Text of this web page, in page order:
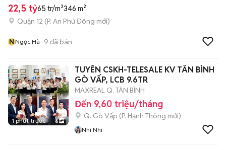
22,5 tỷ65 tr/m²346 m²
Quận 12 (P. An Phú Đông mới)
NNgọc Hà 9 đã bán
1 phút trước 6
TUYỂN CSKH-TELESALE KV TÂN BÌNH
GÒ VẤP, LCB 9.6TR
MAXREAL Q. TÂN BÌNH
Đến 9,60 triệu/tháng
Q. Gò Vấp (P. Hạnh Thông mới)
Nhi Nhi